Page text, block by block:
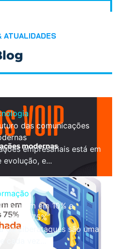
ATUALIDADES
das comunicações
empresariais está em
evolução, e...
em 10% e
75%
Os ciberataques são uma